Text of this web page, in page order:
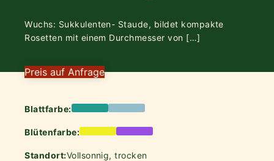
Wuchs: Sukkulenten- Staude, bildet kompakte
Rosetten mit einem Durchmesser von […]
Preis auf Anfrage
Blattfarbe:
Blütenfarbe:
Standort:Vollsonnig, trocken